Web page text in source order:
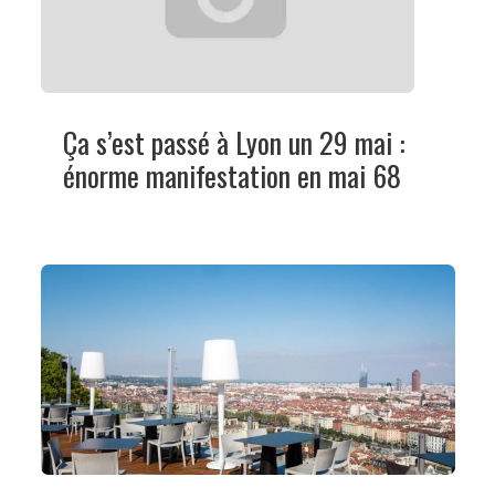
Ça s’est passé à Lyon un 29 mai :
énorme manifestation en mai 68